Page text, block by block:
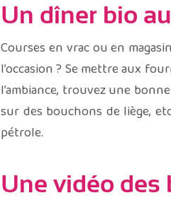
Un dîner bio
Courses en vrac ou en
l’occasion ? Se mettre aux
l’ambiance, trouvez une
sur des bouchons de liège,
pétrole.
Une vidéo